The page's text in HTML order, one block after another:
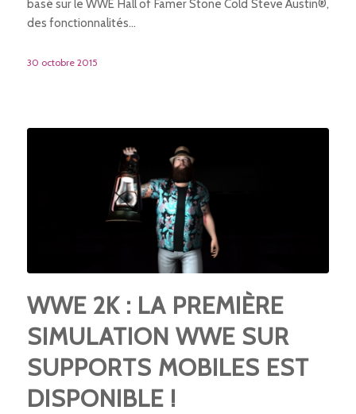
basé sur le WWE Hall of Famer Stone Cold Steve Austin®,
des fonctionnalités…
30 octobre 2015
WWE 2K : LA PREMIÈRE
SIMULATION WWE SUR
SUPPORTS MOBILES EST
DISPONIBLE !